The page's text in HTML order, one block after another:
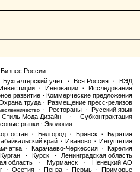
Бизнес России
Бухгалтерский учет · Вся Россия ·
ВЭД
· Инновации ·
Исследования
развитие · Коммерческие предложения
труда · Размещение пресс-релизов
· Рестораны ·
Русский язык
Стиль Мода Дизайн ·
Субконтрактация
рынки · Экология
· Белгород · Брянск ·
Бурятия
край · Иваново · Ингушетия
· Карачаево-Черкессия ·
Карелия
Курган · Курск ·
Ленинградская область
область · Мурманск ·
Ненецкий АО
· Осетия · Пенза · Пермь · Приморье